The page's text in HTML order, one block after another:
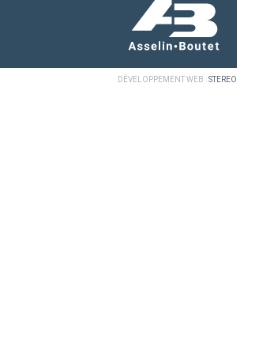
DÉVELOPPEMENT WEB :STEREO